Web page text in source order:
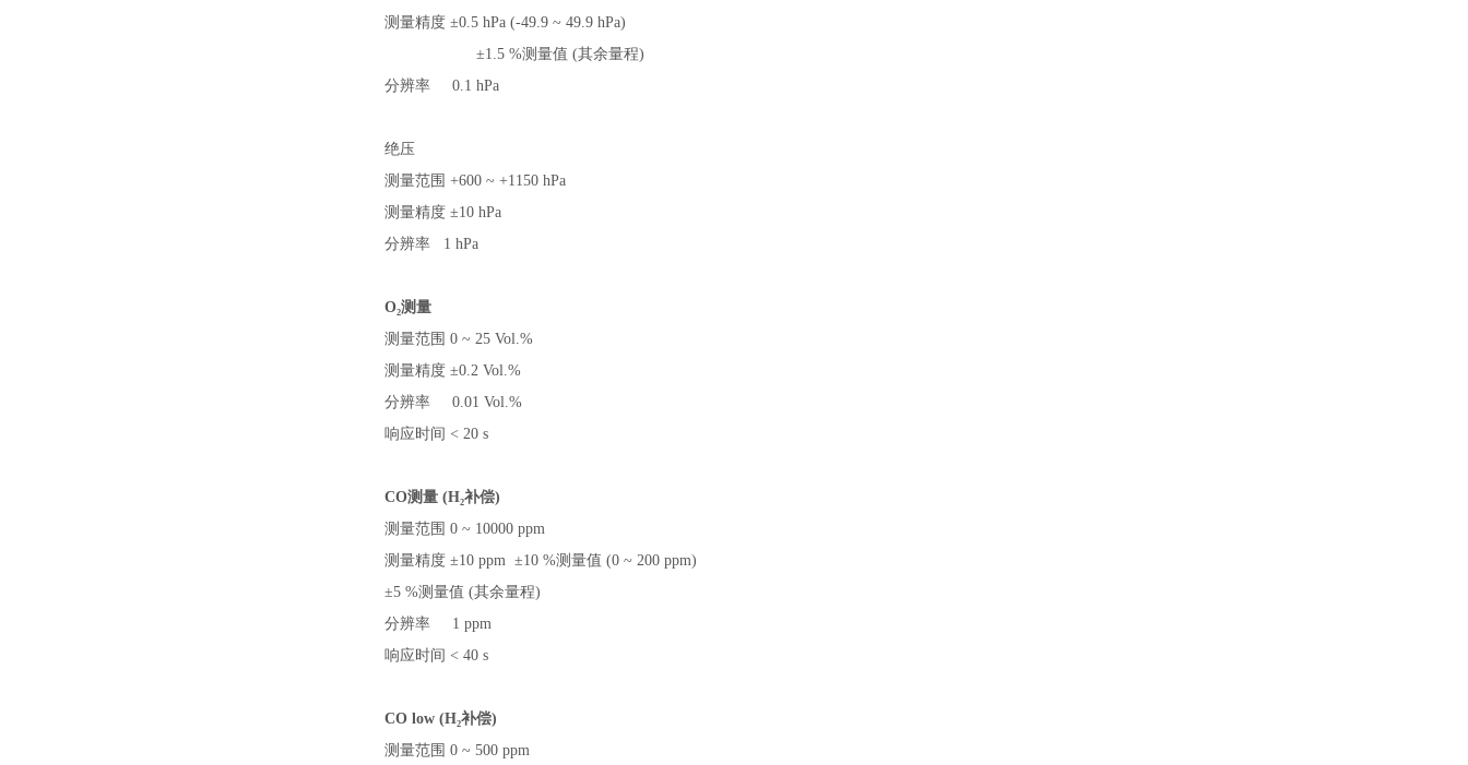
测量精度 ±0.5 hPa (-49.9 ~ 49.9 hPa)
±1.5 %测量值 (其余量程)
分辨率
0.1 hPa
绝压
测量范围 +600 ~ +1150 hPa
测量精度 ±10 hPa
分辨率
1 hPa
O₂测量
测量范围 0 ~ 25 Vol.%
测量精度 ±0.2 Vol.%
分辨率
0.01 Vol.%
响应时间 < 20 s
CO测量 (H₂补偿)
测量范围 0 ~ 10000 ppm
测量精度 ±10 ppm ±10 %测量值 (0 ~ 200 ppm)
±5 %测量值 (其余量程)
分辨率
1 ppm
响应时间 < 40 s
CO low (H₂补偿)
测量范围 0 ~ 500 ppm